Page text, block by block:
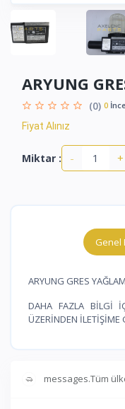
ARYUNG
(0) 0
Fiyat Alınız
Miktar : - +
Genel
ARYUNG GRES
DAHA FAZLA BİLGİ
ÜZERİNDEN İLETİŞİME
messages.Tüm